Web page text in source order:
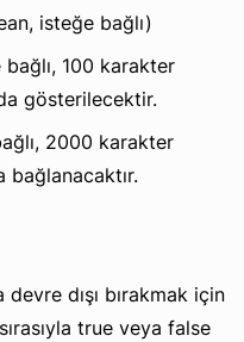
isteğe bağlı)
100 karakter
gösterilecektir.
2000 karakter
bağlanacaktır.
dışı bırakmak için
true veya false